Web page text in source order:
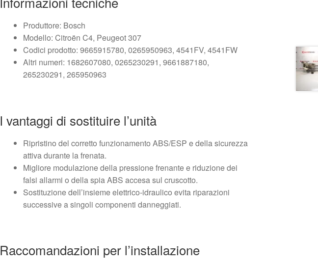
Produttore: Bosch
Modello: Citroën C4, Peugeot 307
Codici prodotto: 9665915780, 0265950963, 4541FV, 4541FW
Altri numeri: 1682607080, 0265230291, 9661887180,
265230291, 265950963
I vantaggi di sostituire l’unità
Ripristino del corretto funzionamento ABS/ESP e della sicurezza
attiva durante la frenata.
Migliore modulazione della pressione frenante e riduzione dei
falsi allarmi o della spia ABS accesa sul cruscotto.
Sostituzione dell’insieme elettrico‑idraulico evita riparazioni
successive a singoli componenti danneggiati.
Raccomandazioni per l’installazione